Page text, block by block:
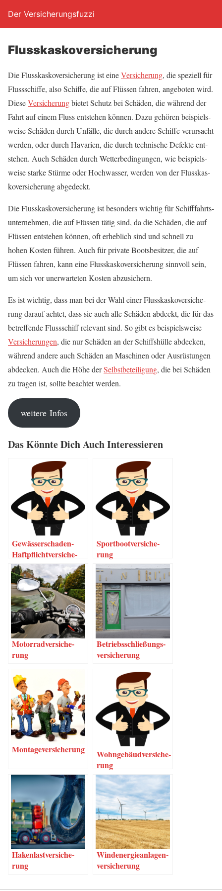
Der Versicherungsfuzzi
Fluss­kas­ko­ver­si­che­rung
Die Fluss­kas­ko­ver­si­che­rung ist eineVer­si­che­rung, die spe­zi­ell für
Fluss­schif­fe, also Schif­fe, die auf Flüs­sen fah­ren, ange­bo­ten wird.
Die­seVer­si­che­rungbie­tet Schutz bei Schä­den, die wäh­rend der
Fahrt auf einem Fluss ent­ste­hen kön­nen. Dazu gehö­ren bei­spiels­
wei­se Schä­den durch Unfäl­le, die durch ande­re Schif­fe ver­ur­sacht
wer­den, oder durch Hava­rien, die durch tech­ni­sche Defek­te ent­
ste­hen. Auch Schä­den durch Wet­ter­be­din­gun­gen, wie bei­spiels­
wei­se star­ke Stür­me oder Hoch­was­ser, wer­den von der Fluss­kas­
ko­ver­si­che­rung abgedeckt.
Die Fluss­kas­ko­ver­si­che­rung ist beson­ders wich­tig für Schiff­fahrts­
un­ter­neh­men, die auf Flüs­sen tätig sind, da die Schä­den, die auf
Flüs­sen ent­ste­hen kön­nen, oft erheb­lich sind und schnell zu
hohen Kos­ten füh­ren. Auch für pri­va­te Boots­be­sit­zer, die auf
Flüs­sen fah­ren, kann eine Fluss­kas­ko­ver­si­che­rung sinn­voll sein,
um sich vor uner­war­te­ten Kos­ten abzusichern.
Es ist wich­tig, dass man bei der Wahl einer Fluss­kas­ko­ver­si­che­
rung dar­auf ach­tet, dass sie auch alle Schä­den abdeckt, die für das
betref­fen­de Fluss­schiff rele­vant sind. So gibt es bei­spiels­wei­se
Ver­si­che­run­gen, die nur Schä­den an der Schiffs­hül­le abde­cken,
wäh­rend ande­re auch Schä­den an Maschi­nen oder Aus­rüs­tun­gen
abde­cken. Auch die Höhe derSelbst­be­tei­li­gung, die bei Schä­den
zu tra­gen ist, soll­te beach­tet werden.
wei­te­re Infos
Das Könn­te Dich Auch Interessieren
Gewäs­­ser­­scha­­den-
Haf­t­pflich­t­­ver­­­si­che­
rung
Sport­boot­ver­si­che­
rung
Motor­rad­ver­si­che­
rung
Betriebs­schlie­ßungs­
ver­si­che­rung
Mon­ta­ge­ver­si­che­rung
Wohn­ge­bäud­ver­si­che­
rung
Haken­last­ver­si­che­
rung
Wind­ener­gie­an­la­gen­
ver­si­che­rung